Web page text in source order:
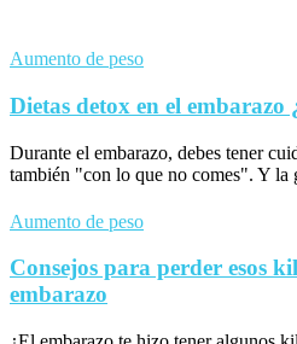
Aumento de peso
Dietas detox en el embarazo
Durante el embarazo, debes tener
también "con lo que no comes". Y la
Aumento de peso
Consejos para perder esos
embarazo